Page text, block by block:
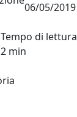
06/05/2019
Tempo di lettura
2 min